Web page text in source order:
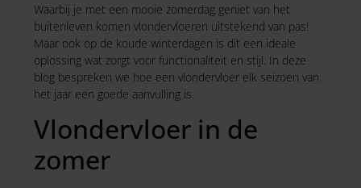
Waarbij je met een mooie zomerdag geniet van het
buitenleven komen vlondervloeren uitstekend van pas!
Maar ook op de koude winterdagen is dit een ideale
oplossing wat zorgt voor functionaliteit en stijl. In deze
blog bespreken we hoe een vlondervloer elk seizoen van
het jaar een goede aanvulling is.
Vlondervloer in de
zomer